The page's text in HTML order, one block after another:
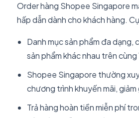
Order hàng Shopee Singapore
hấp dẫn dành cho khách hàng.
Danh mục sản phẩm đa dạng,
sản phẩm khác nhau trên cùng
Shopee Singapore thường
chương trình khuyến mãi,
Trả hàng hoàn tiền miễn phí